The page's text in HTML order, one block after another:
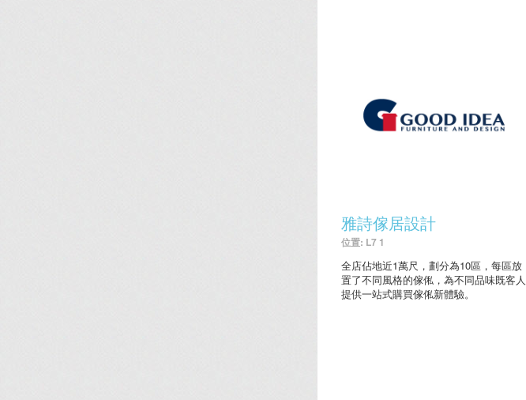
雅詩傢居設計
位置: L7 1
全店佔地近1萬尺，劃分為10區，每區放
置了不同風格的傢俬，為不同品味既客人
提供一站式購買傢俬新體驗。